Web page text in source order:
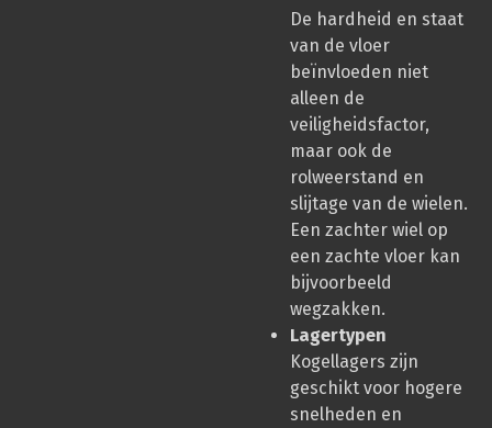
De hardheid en staat
van de vloer
beïnvloeden niet
alleen de
veiligheidsfactor,
maar ook de
rolweerstand en
slijtage van de wielen.
Een zachter wiel op
een zachte vloer kan
bijvoorbeeld
wegzakken.
Lagertypen
Kogellagers zijn
geschikt voor hogere
snelheden en